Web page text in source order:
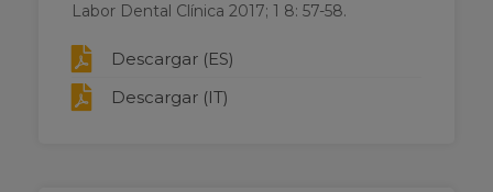
Labor Dental Clínica 2017; 1 8: 57-58.
Descargar (ES)
Descargar (IT)